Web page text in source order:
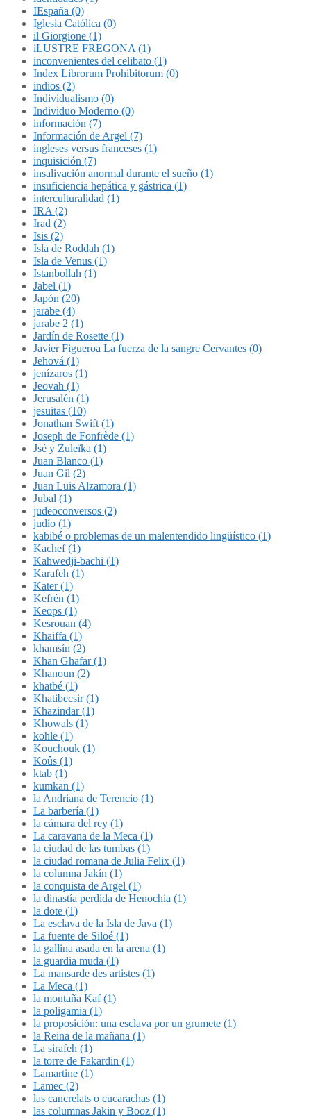
IEspaña (0)
Iglesia Católica (0)
il Giorgione (1)
iLUSTRE FREGONA (1)
inconvenientes del celibato (1)
Index Librorum Prohibitorum (0)
indios (2)
Individualismo (0)
Individuo Moderno (0)
información (7)
Información de Argel (7)
ingleses versus franceses (1)
inquisición (7)
insalivación anormal durante el sueño (1)
insuficiencia hepática y gástrica (1)
interculturalidad (1)
IRA (2)
Irad (2)
Isis (2)
Isla de Roddah (1)
Isla de Venus (1)
Istanbollah (1)
Jabel (1)
Japón (20)
jarabe (4)
jarabe 2 (1)
Jardín de Rosette (1)
Javier Figueroa La fuerza de la sangre Cervantes (0)
Jehová (1)
jenízaros (1)
Jeovah (1)
Jerusalén (1)
jesuitas (10)
Jonathan Swift (1)
Joseph de Fonfrède (1)
Jsé y Zuleïka (1)
Juan Blanco (1)
Juan Gil (2)
Juan Luis Alzamora (1)
Jubal (1)
judeoconversos (2)
judío (1)
kabibé o problemas de un malentendido lingüístico (1)
Kachef (1)
Kahwedji-bachi (1)
Karafeh (1)
Kater (1)
Kefrén (1)
Keops (1)
Kesrouan (4)
Khaiffa (1)
khamsín (2)
Khan Ghafar (1)
Khanoun (2)
khatbé (1)
Khatibecsir (1)
Khazindar (1)
Khowals (1)
kohle (1)
Kouchouk (1)
Koûs (1)
ktab (1)
kumkan (1)
la Andriana de Terencio (1)
La barbería (1)
la cámara del rey (1)
La caravana de la Meca (1)
la ciudad de las tumbas (1)
la ciudad romana de Julia Felix (1)
la columna Jakín (1)
la conquista de Argel (1)
la dinastía perdida de Henochia (1)
la dote (1)
La esclava de la Isla de Java (1)
La fuente de Siloé (1)
la gallina asada en la arena (1)
la guardia muda (1)
La mansarde des artistes (1)
La Meca (1)
la montaña Kaf (1)
la poligamia (1)
la proposición: una esclava por un grumete (1)
la Reina de la mañana (1)
La sirafeh (1)
la torre de Fakardin (1)
Lamartine (1)
Lamec (2)
las cancrelats o cucarachas (1)
las columnas Jakin y Booz (1)